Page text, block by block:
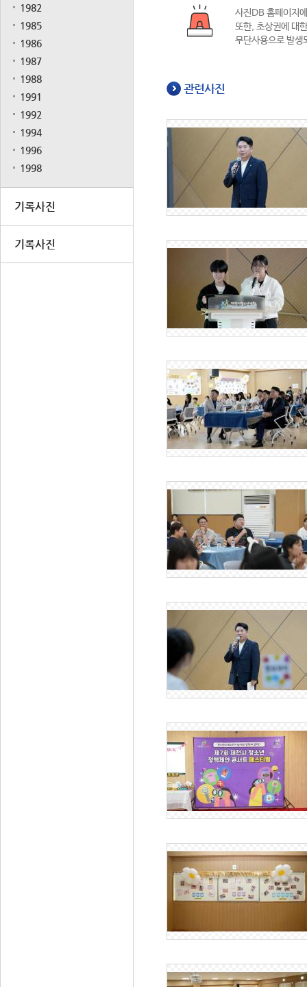
1982
1985
1986
1987
1988
1991
1992
1994
1996
1998
기록사진
기록사진
사진DB 홈페이지
또한, 초상권에 대
무단사용으로 발생
관련사진